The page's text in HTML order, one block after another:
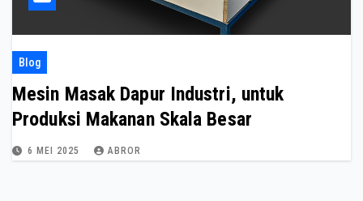
Blog
Mesin Masak Dapur Industri, untuk
Produksi Makanan Skala Besar
6 MEI 2025 ABROR